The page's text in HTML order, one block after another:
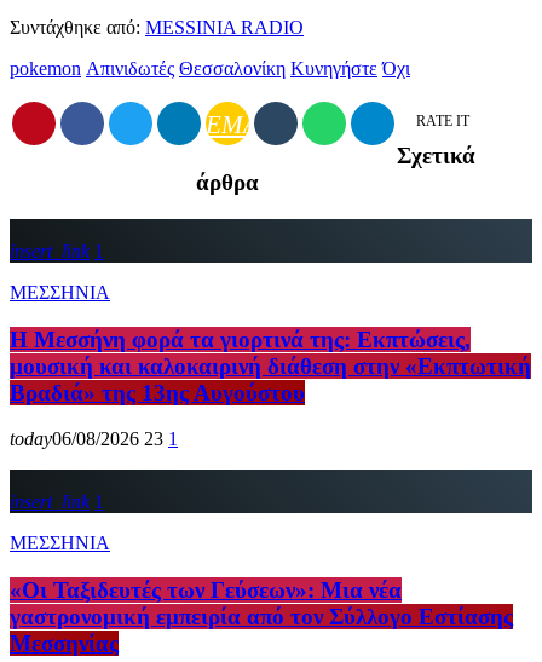
Συντάχθηκε από: MESSINIA RADIO
pokemon Απινιδωτές Θεσσαλονίκη Κυνηγήστε Όχι
EMAIL RATE IT
Σχετικά
άρθρα
insert_link 1
ΜΕΣΣΗΝΙΑ
Η Μεσσήνη φορά τα γιορτινά της: Εκπτώσεις,
μουσική και καλοκαιρινή διάθεση στην «Εκπτωτική
Βραδιά» της 13ης Αυγούστου
today06/08/2026 23 1
insert_link 1
ΜΕΣΣΗΝΙΑ
«Οι Ταξιδευτές των Γεύσεων»: Μια νέα
γαστρονομική εμπειρία από τον Σύλλογο Εστίασης
Μεσσηνίας